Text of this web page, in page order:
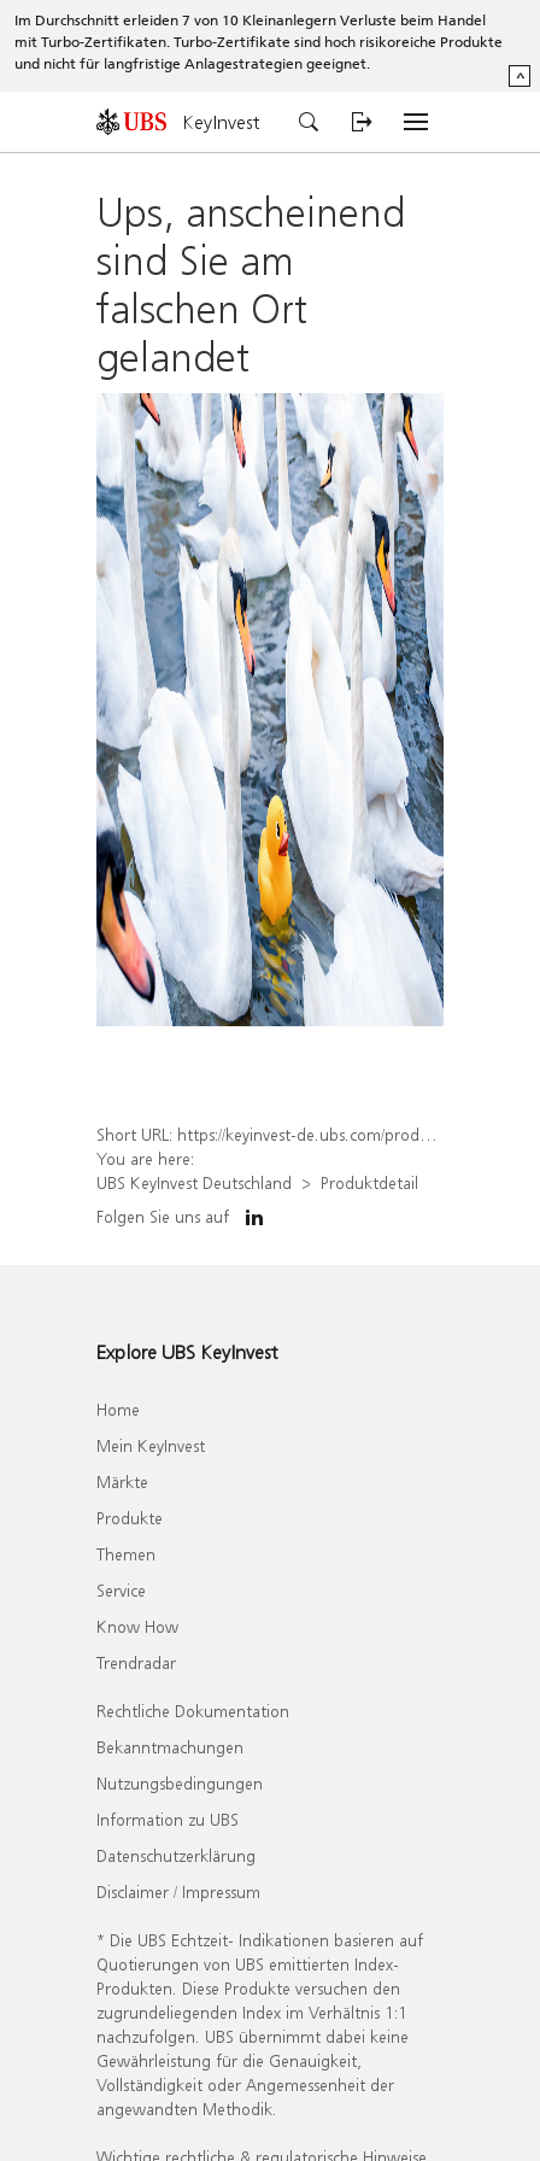
Im Durchschnitt erleiden 7 von 10 Kleinanlegern Verluste beim Handel
mit Turbo-Zertifikaten. Turbo-Zertifikate sind hoch risikoreiche Produkte
und nicht für langfristige Anlagestrategien geeignet.
^
KeyInvest
Ups, anscheinend
sind Sie am
falschen Ort
gelandet
Short URL: https://keyinvest-de.ubs.com/produkt/detail/index/isin/DE000WA6YFQ3
You are here:
UBS KeyInvest Deutschland
Produktdetail
Folgen Sie uns auf
Explore UBS KeyInvest
Home
Mein KeyInvest
Märkte
Produkte
Themen
Service
Know How
Trendradar
Rechtliche Dokumentation
Bekanntmachungen
Nutzungsbedingungen
Information zu UBS
Datenschutzerklärung
Disclaimer / Impressum
* Die UBS Echtzeit- Indikationen basieren auf
Quotierungen von UBS emittierten Index-
Produkten. Diese Produkte versuchen den
zugrundeliegenden Index im Verhältnis 1:1
nachzufolgen. UBS übernimmt dabei keine
Gewährleistung für die Genauigkeit,
Vollständigkeit oder Angemessenheit der
angewandten Methodik.